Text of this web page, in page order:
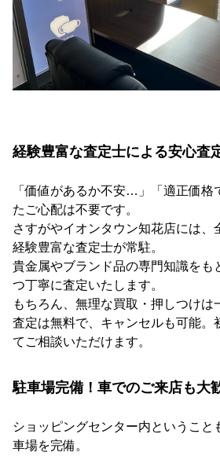
経験豊富な査定士による安心査
「価値があるか不安…」「適正価格
たご心配は不要です。
さすがやイオンタウン知花店には、
経験豊富な査定士が常駐。
貴金属やブランド品の専門知識をも
つ丁寧に査定いたします。
もちろん、無理な買取・押しつけは
査定は無料で、キャンセルも可能。
てご相談いただけます。
駐車場完備！車でのご来店も大
ショッピングセンター内ということ
車場を完備。